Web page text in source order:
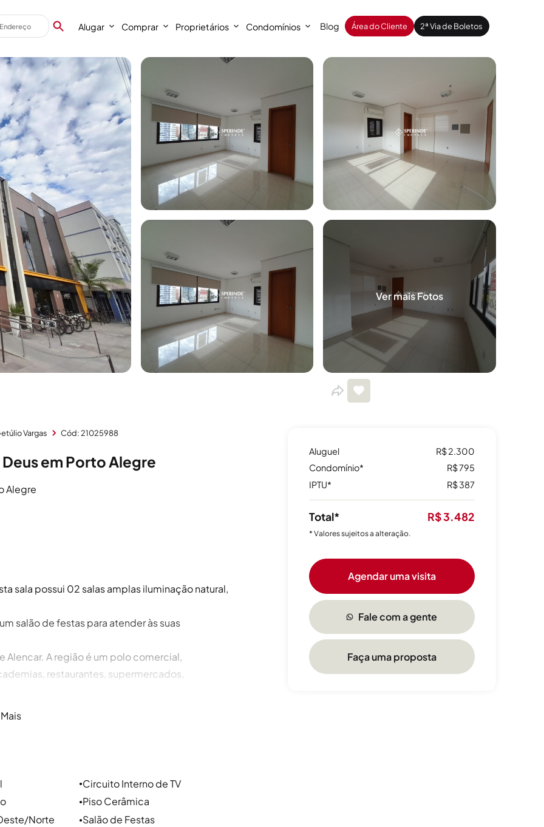
Alugar Comprar Proprietários Condomínios Blog Área do Cliente 2ª Via de Boletos
Ver mais Fotos
Vargas Cód: 21025988
em Porto Alegre
Alegre
sala possui 02 salas amplas iluminação natural,
salão de festas para atender às suas
Alencar. A região é um polo comercial,
restaurantes, supermercados,
e Rua Botafogo.
●Circuito Interno de TV
●Piso Cerâmica
Norte ●Salão de Festas
Aluguel
R$ 2.300
Condomínio*
R$ 795
IPTU*
R$ 387
Total* R$ 3.482
* Valores sujeitos a alteração.
Agendar uma visita
Fale com a gente
Faça uma proposta